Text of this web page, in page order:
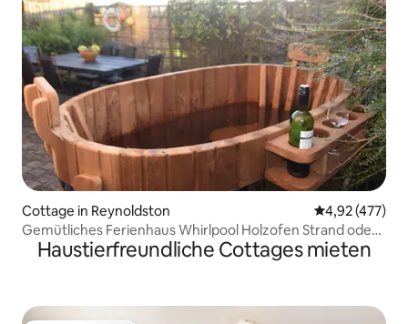
Cottage in Reynoldston
4,92 (477)
Gemütliches Ferienhaus Whirlpool Holzofen Strand oder
Pub 5 Min.
Haustierfreundliche Cottages mieten